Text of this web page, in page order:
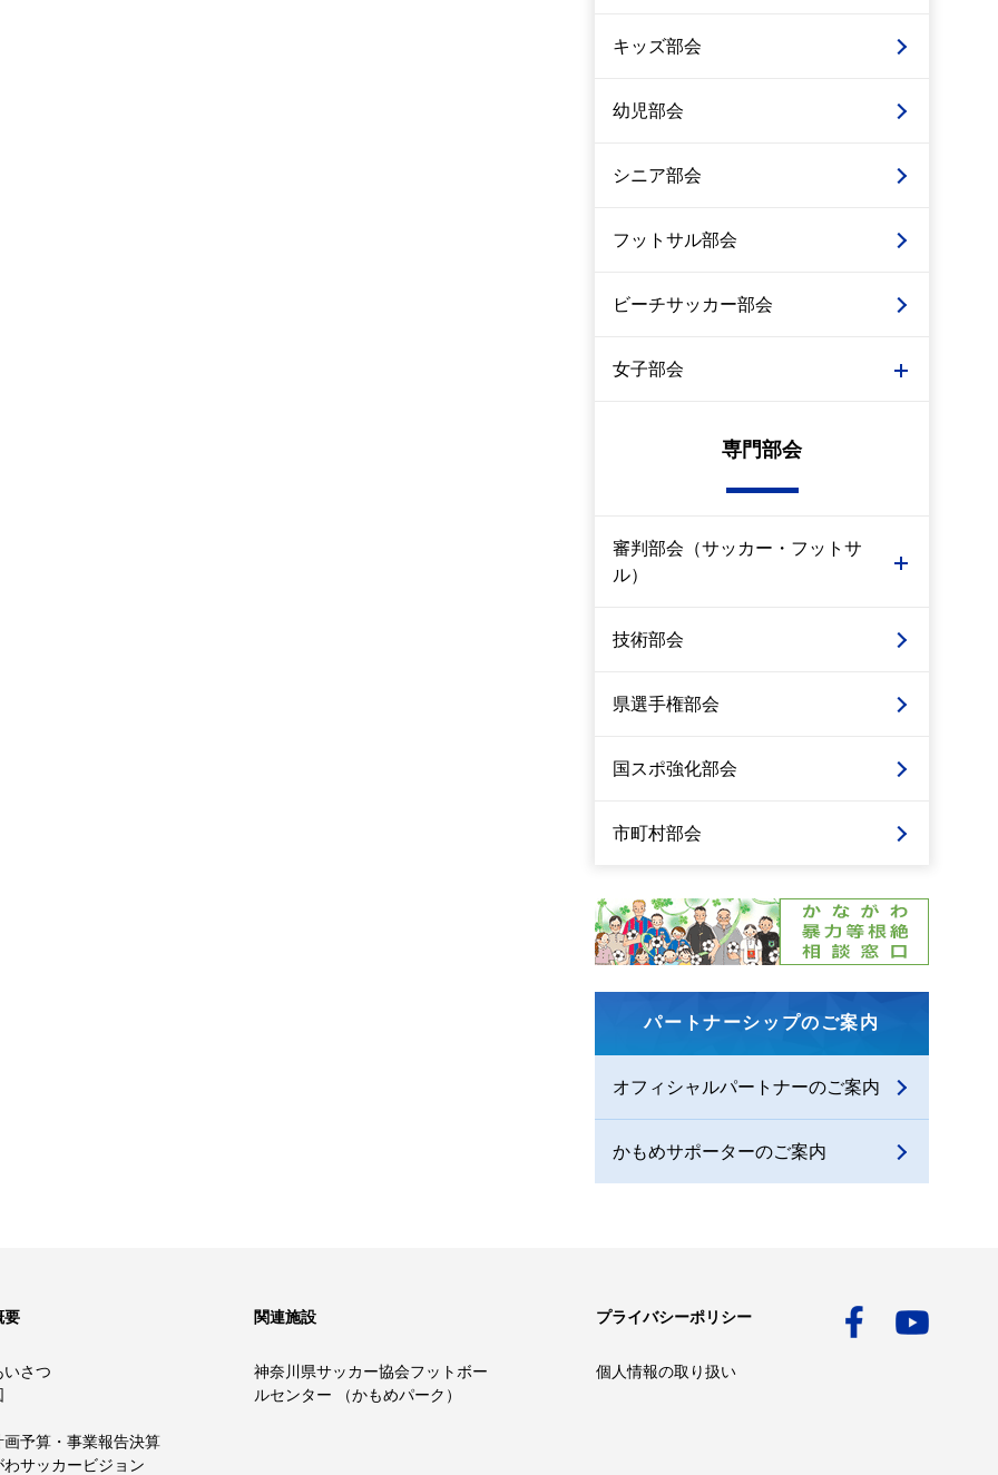
キッズ部会
幼児部会
シニア部会
フットサル部会
ビーチサッカー部会
女子部会
専門部会
審判部会（サッカー・フットサ
ル）
技術部会
県選手権部会
国スポ強化部会
市町村部会
パートナーシップのご案内
オフィシャルパートナーのご案内
かもめサポーターのご案内
要
いさつ
画予算・事業報告決算
わサッカービジョン
関連施設
神奈川県サッカー協会フットボー
ルセンター （かもめパーク）
プライバシーポリシー
個人情報の取り扱い